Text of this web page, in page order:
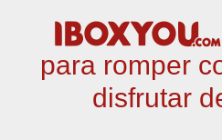
IBOXYOU.COM
para romper
disfrutar